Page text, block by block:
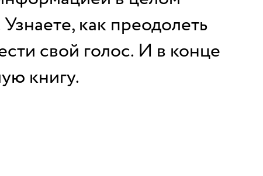
как преодолеть
свой голос. И в конце
книгу.